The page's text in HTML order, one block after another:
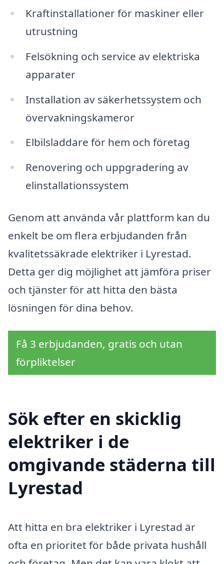
Kraftinstallationer för maskiner eller
utrustning
Felsökning och service av elektriska
apparater
Installation av säkerhetssystem och
övervakningskameror
Elbilsladdare för hem och företag
Renovering och uppgradering av
elinstallationssystem
Genom att använda vår plattform kan du
enkelt be om flera erbjudanden från
kvalitetssäkrade elektriker i Lyrestad.
Detta ger dig möjlighet att jämföra priser
och tjänster för att hitta den bästa
lösningen för dina behov.
Få 3 erbjudanden, gratis och utan
förpliktelser
Sök efter en skicklig
elektriker i de
omgivande städerna till
Lyrestad
Att hitta en bra elektriker i Lyrestad är
ofta en prioritet för både privata hushåll